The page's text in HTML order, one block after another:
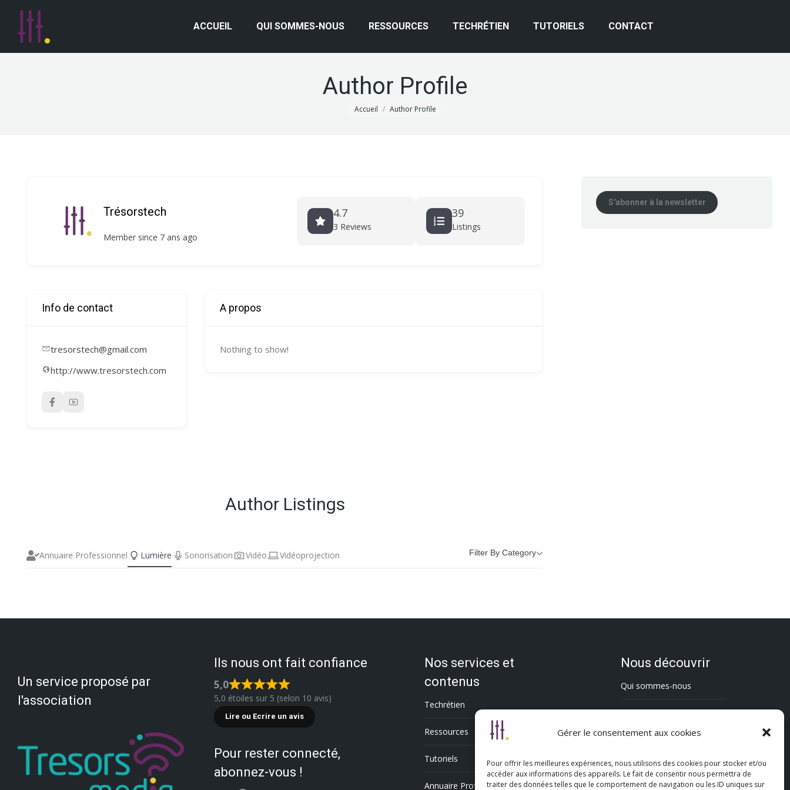
Gérer le consentement aux cookies
Pour offrir les meilleures expériences, nous utilisons des cookies pour stocker et/ou
accéder aux informations des appareils. Le fait de consentir nous permettra de
traiter des données telles que le comportement de navigation ou les ID uniques sur
ACCUEIL QUI SOMMES-NOUS RESSOURCES TECHRÉTIEN TUTORIELS CONTACT
Author Profile
Vous êtes ici :
Accueil Author Profile
Trésorstech
Member since 7 ans ago
4.7
3 Reviews
39
Listings
Info de contact
tresorstech@gmail.com
http://www.tresorstech.com
A propos
Nothing to show!
Author Listings
Annuaire Professionnel Lumière Sonorisation Vidéo Vidéoprojection Filter By Category
S'abonner à la newsletter
Un service proposé par
l'association
Ils nous ont fait confiance
5,0
5,0 étoiles sur 5 (selon 10 avis)
Lire ou Ecrire un avis
Pour rester connecté,
abonnez-vous !
Nos services et
contenus
Techrétien
Ressources
Tutoriels
Annuaire Professionnel
Nous découvrir
Qui sommes-nous
L’association Trésorsmédia
Contact
Politique de cookies (UE)